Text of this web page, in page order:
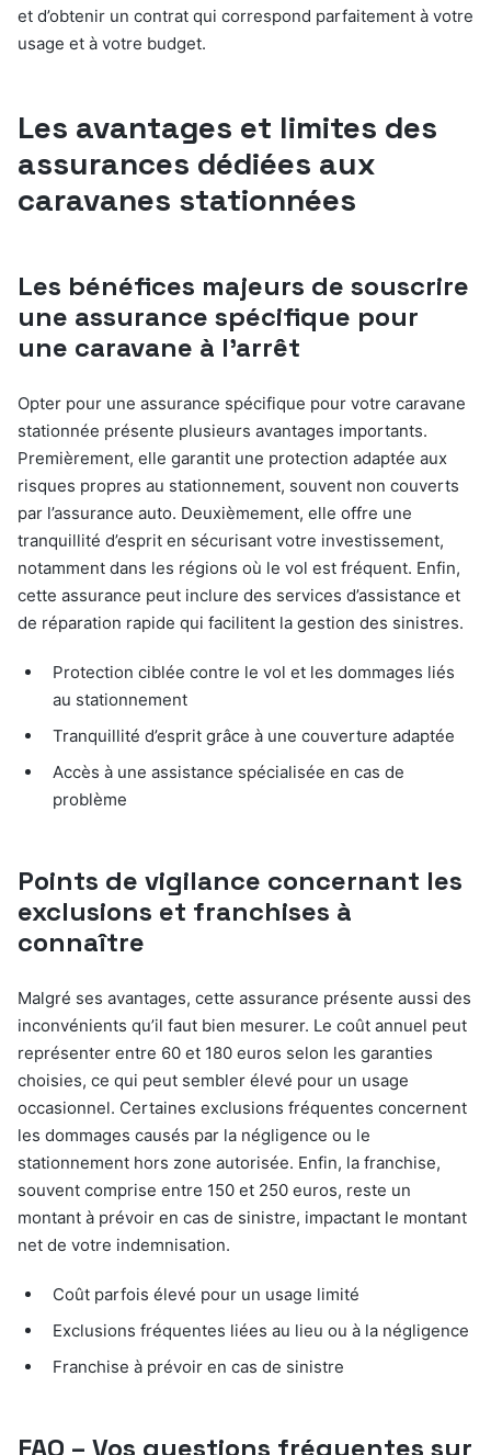
et d’obtenir un contrat qui correspond parfaitement à votre
usage et à votre budget.
Les avantages et limites des
assurances dédiées aux
caravanes stationnées
Les bénéfices majeurs de souscrire
une assurance spécifique pour
une caravane à l’arrêt
Opter pour une assurance spécifique pour votre caravane
stationnée présente plusieurs avantages importants.
Premièrement, elle garantit une protection adaptée aux
risques propres au stationnement, souvent non couverts
par l’assurance auto. Deuxièmement, elle offre une
tranquillité d’esprit en sécurisant votre investissement,
notamment dans les régions où le vol est fréquent. Enfin,
cette assurance peut inclure des services d’assistance et
de réparation rapide qui facilitent la gestion des sinistres.
Protection ciblée contre le vol et les dommages liés
au stationnement
Tranquillité d’esprit grâce à une couverture adaptée
Accès à une assistance spécialisée en cas de
problème
Points de vigilance concernant les
exclusions et franchises à
connaître
Malgré ses avantages, cette assurance présente aussi des
inconvénients qu’il faut bien mesurer. Le coût annuel peut
représenter entre 60 et 180 euros selon les garanties
choisies, ce qui peut sembler élevé pour un usage
occasionnel. Certaines exclusions fréquentes concernent
les dommages causés par la négligence ou le
stationnement hors zone autorisée. Enfin, la franchise,
souvent comprise entre 150 et 250 euros, reste un
montant à prévoir en cas de sinistre, impactant le montant
net de votre indemnisation.
Coût parfois élevé pour un usage limité
Exclusions fréquentes liées au lieu ou à la négligence
Franchise à prévoir en cas de sinistre
FAQ – Vos questions fréquentes sur